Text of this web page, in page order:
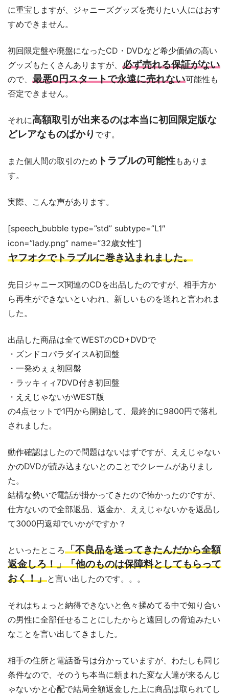
に重宝しますが、ジャニーズグッズを売りたい人にはおす
すめできません。
初回限定盤や廃盤になったCD・DVDなど希少価値の高い
グッズもたくさんありますが、 必ず売れる保証がない
ので、 最悪0円スタートで永遠に売れない可能性も
否定できません。
それに高額取引が出来るのは本当に初回限定版な
どレアなものばかり です。
また個人間の取引のため トラブルの可能性もありま
す。
実際、こんな声があります。
[speech_bubble type=”std” subtype=”L1″
icon=”lady.png” name=”32歳女性”]
ヤフオクでトラブルに巻き込まれました。
先日ジャニーズ関連のCDを出品したのですが、相手方か
ら再生ができないといわれ、新しいものを送れと言われま
した。
出品した商品は全てWESTのCD+DVDで
・ズンドコパラダイスA初回盤
・一発めぇぇ初回盤
・ラッキィィ7DVD付き初回盤
・ええじゃないかWEST版
の4点セットで1円から開始して、最終的に9800円で落札
されました。
動作確認はしたので問題はないはずですが、ええじゃない
かのDVDが読み込まないとのことでクレームがありまし
た。
結構な勢いで電話が掛かってきたので怖かったのですが、
仕方ないので全部返品、返金か、ええじゃないかを返品し
て3000円返却でいかがですか？
といったところ「不良品を送ってきたんだから全額
返金しろ！」「他のものは保障料としてもらって
おく！」と言い出したのです。。。
それはちょっと納得できないと色々揉めてる中で知り合い
の男性に全部任せることにしたからと遠回しの脅迫みたい
なことを言い出してきました。
相手の住所と電話番号は分かっていますが、わたしも同じ
条件なので、そのうち本当に頼まれた変な人達が来るんじ
ゃないかと心配で結局全額返金した上に商品は取られてし